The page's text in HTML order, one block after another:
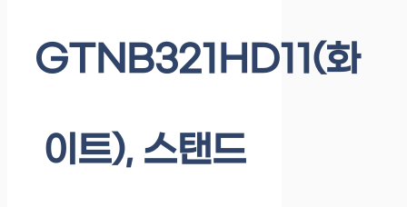
GTNB321HD11(화
이트), 스탠드